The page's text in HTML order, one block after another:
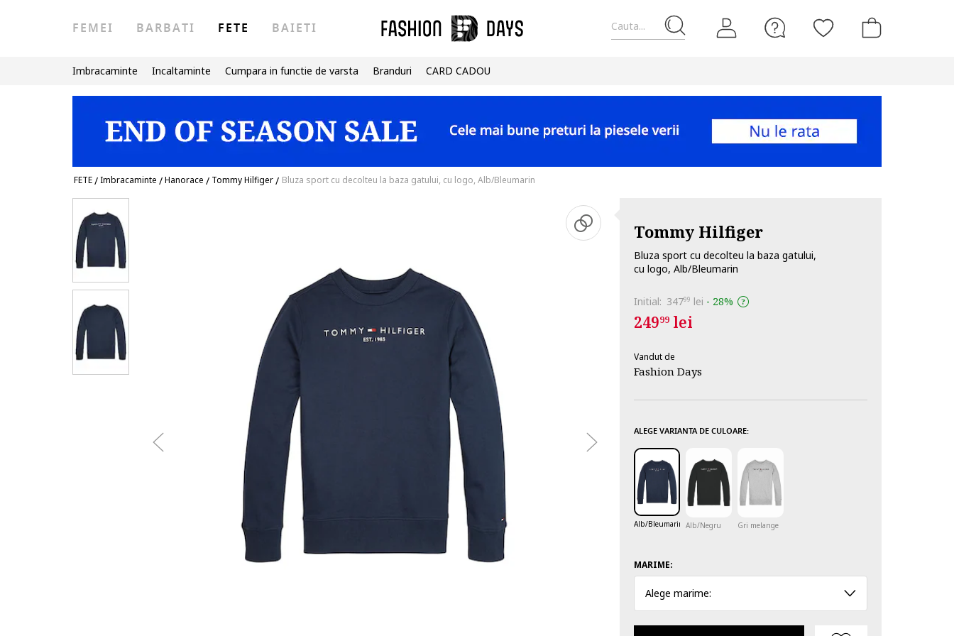
Cauta...
FEMEI BARBATI FETE BAIETI
Imbracaminte Incaltaminte Cumpara in functie de varsta Branduri CARD CADOU
FETE/Imbracaminte /Hanorace / Tommy Hilfiger/ Bluza sport cu decolteu la baza gatului, cu logo, Alb/Bleumarin
Tommy Hilfiger
Bluza sport cu decolteu la baza gatului,
cu logo, Alb/Bleumarin
Initial: 34799 lei - 28%
24999lei
Vandut de
Fashion Days
ALEGE VARIANTA DE CULOARE:
Alb/Bleumarin Alb/Negru Gri melange
MARIME:
Alege marime: